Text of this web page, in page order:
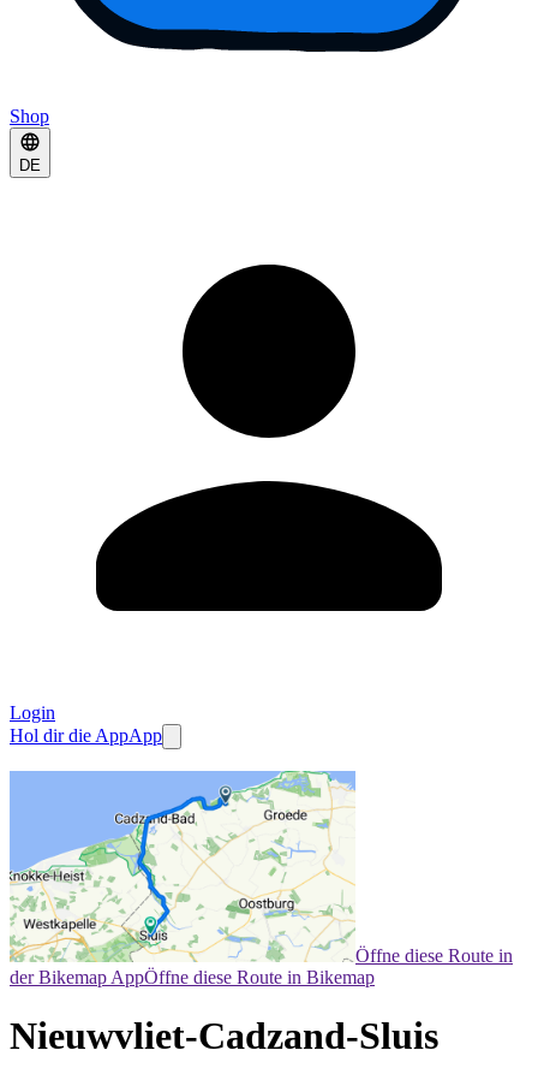
Shop
DE
Login
Hol dir die AppApp
Öffne diese Route in
der Bikemap AppÖffne diese Route in Bikemap
Nieuwvliet-Cadzand-Sluis